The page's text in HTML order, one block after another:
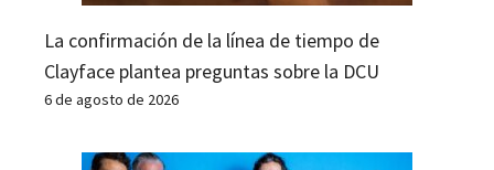
La confirmación de la línea de tiempo de
Clayface plantea preguntas sobre la DCU
6 de agosto de 2026